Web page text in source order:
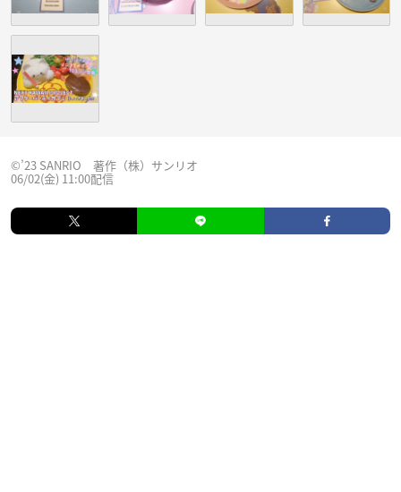
©’23 SANRIO 著作（株）サンリオ
06/02(金) 11:00配信